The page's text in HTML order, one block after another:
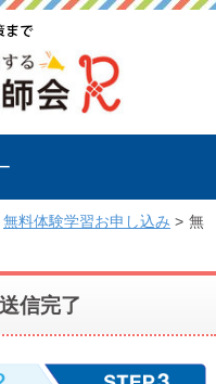
無料体験学習お申し込み > 無
信完了